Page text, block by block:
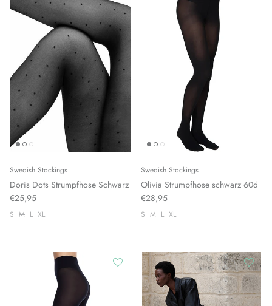
Swedish Stockings
Doris Dots Strumpfhose Schwarz
€25,95
S M L XL
Swedish Stockings
Olivia Strumpfhose schwarz 60d
€28,95
S M L XL